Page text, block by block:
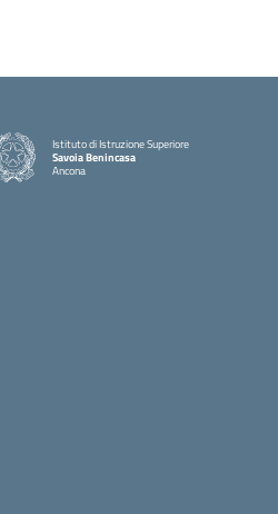
Istituto di Istruzione Superiore
Savoia Benincasa
Ancona